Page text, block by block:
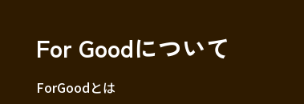
For Goodについて
ForGoodとは